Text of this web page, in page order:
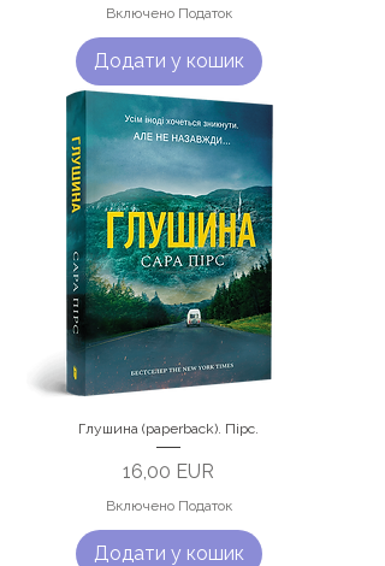
Включено Податок
Додати у кошик
Глушина (paperback). Пірс.
Ціна
16,00 EUR
Включено Податок
Додати у кошик